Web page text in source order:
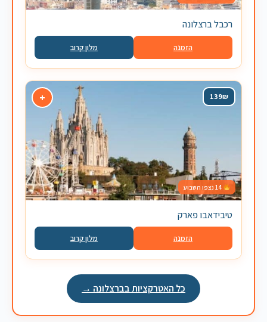
רכבל ברצלונה
הזמנה מלון קרוב
+ 139₪
טיבידאבו פארק
הזמנה מלון קרוב
כל האטרקציות בברצלונה →